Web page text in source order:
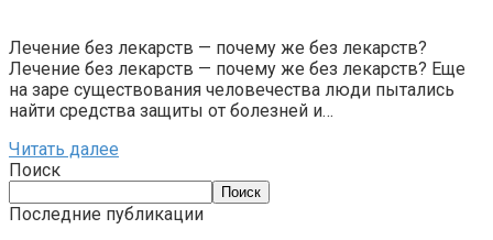
Лечение без лекарств — почему же без лекарств?
Лечение без лекарств — почему же без лекарств? Еще
на заре существования человечества люди пытались
найти средства защиты от болезней и…
Читать далее
Поиск
Поиск
Последние публикации